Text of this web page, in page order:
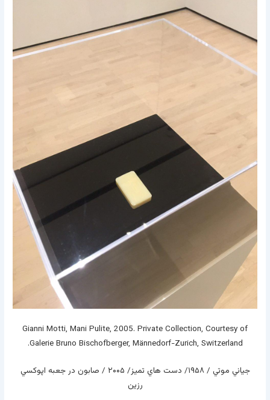
Gianni Motti, Mani Pulite, 2005. Private Collection, Courtesy of
Galerie Bruno Bischofberger, Männedorf-Zurich, Switzerland.
جياني موتي / ۱۹۵۸/ دست هاي تميز/ ۲۰۰۵ / صابون در جعبه اپوکسي
رزين